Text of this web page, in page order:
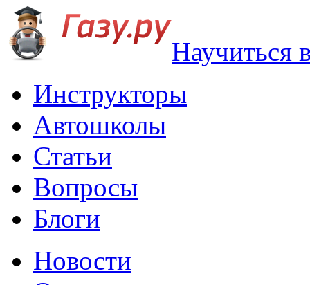
Научиться
Инструкторы
Автошколы
Статьи
Вопросы
Блоги
Новости